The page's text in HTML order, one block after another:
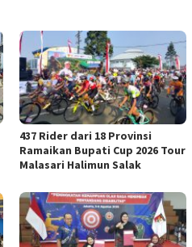
437 Rider dari 18 Provinsi
Ramaikan Bupati Cup 2026 Tour
Malasari Halimun Salak